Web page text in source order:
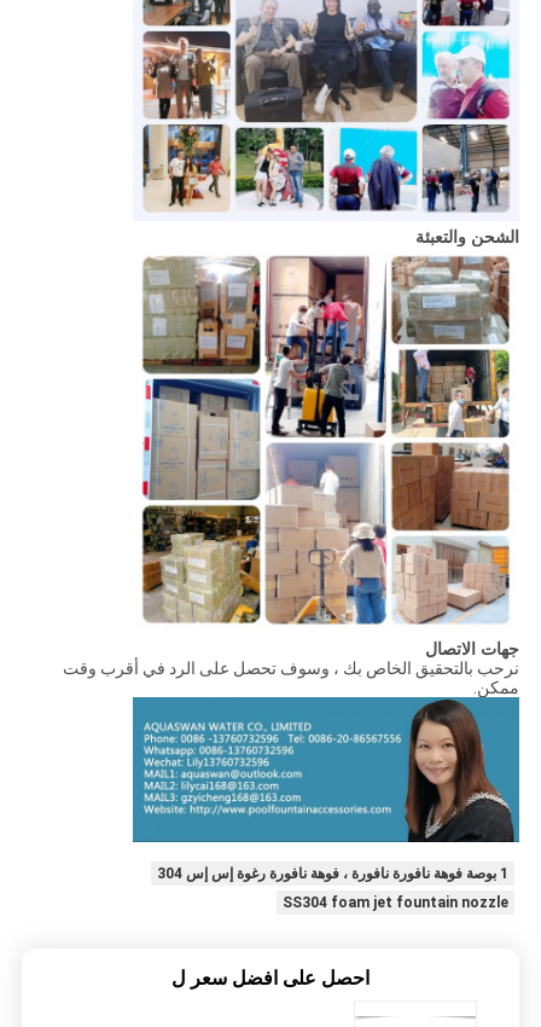
الشحن والتعبئة
جهات الاتصال
نرحب بالتحقيق الخاص بك ، وسوف تحصل على الرد في أقرب وقت
ممكن.
1 بوصة فوهة نافورة نافورة ، فوهة نافورة رغوة إس إس 304
SS304 foam jet fountain nozzle
احصل على افضل سعر ل